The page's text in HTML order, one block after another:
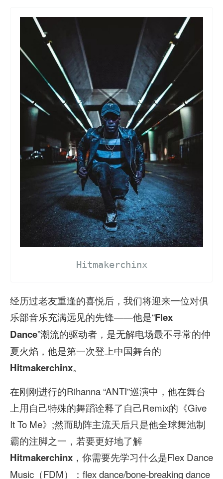
Hitmakerchinx
经历过老友重逢的喜悦后，我们将迎来一位对俱
乐部音乐充满远见的先锋——他是“Flex
Dance”潮流的驱动者，是无解电场最不寻常的仲
夏火焰，他是第一次登上中国舞台的
Hitmakerchinx。
在刚刚进行的Rihanna “ANTI”巡演中，他在舞台
上用自己特殊的舞蹈诠释了自己Remix的《Give
It To Me》;然而助阵主流天后只是他全球舞池制
霸的注脚之一，若要更好地了解
Hitmakerchinx ，你需要先学习什么是Flex Dance
Music（FDM）：flex dance/bone-breaking dance